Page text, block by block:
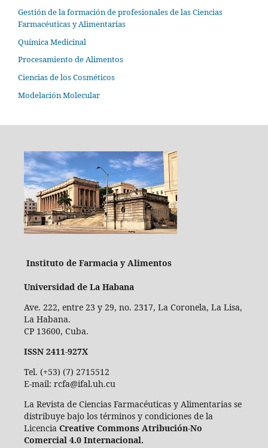
Gestión de la formación de profesionales de las Ciencias
Farmacéuticas y Alimentarias
Química Medicinal
Procesamiento de Alimentos
Ciencias de los Cosméticos
Modelación Molecular
Instituto de Farmacia y Alimentos
Universidad de La Habana
Ave. 222, entre 23 y 29, no. 2317, La Coronela, La Lisa,
La Habana.
CP 13600, Cuba.
ISSN 2411-927X
Tel. (+53) (7) 2715512
E-mail: rcfa@ifal.uh.cu
La Revista de Ciencias Farmacéuticas y Alimentarias se
distribuye bajo los términos y condiciones de la
Licencia Creative Commons Atribución-No
Comercial 4.0 Internacional.